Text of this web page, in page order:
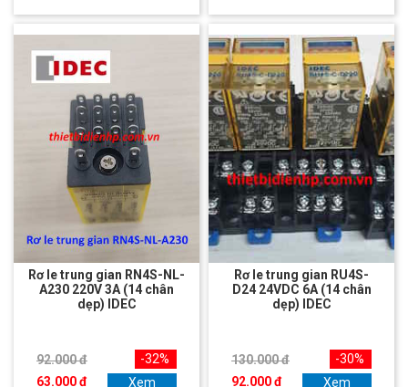
Rơ le trung gian RN4S-NL-
A230 220V 3A (14 chân
dẹp) IDEC
92.000 đ
63.000 đ
-32%
Xem
Rơ le trung gian RU4S-
D24 24VDC 6A (14 chân
dẹp) IDEC
130.000 đ
92.000 đ
-30%
Xem